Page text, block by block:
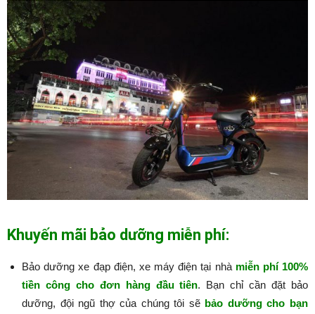
Khuyến mãi bảo dưỡng miễn phí:
Bảo dưỡng xe đạp điện, xe máy điện tại nhà miễn phí 100%
tiền công cho đơn hàng đầu tiên. Bạn chỉ cần đặt bảo
dưỡng, đội ngũ thợ của chúng tôi sẽ bảo dưỡng cho bạn